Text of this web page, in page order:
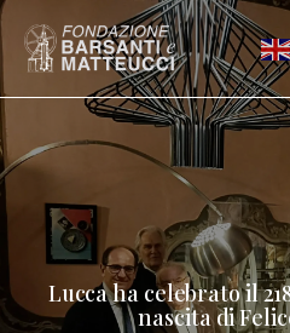
Lucca ha celebrato il
nascita di